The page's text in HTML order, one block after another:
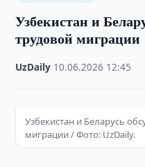
Узбекистан и
трудовой миграции
UzDaily 10.06.2026 12:45
Узбекистан и Беларусь
миграции / Фото: UzDaily.